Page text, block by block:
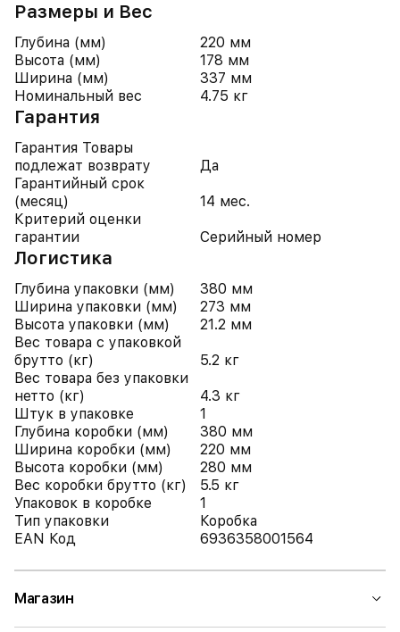
Размеры и Вес
Глубина (мм)
220 мм
Высота (мм)
178 мм
Ширина (мм)
337 мм
Номинальный вес
4.75 кг
Гарантия
Гарантия Товары
подлежат возврату
Да
Гарантийный срок
(месяц)
14 мес.
Критерий оценки
гарантии
Серийный номер
Логистика
Глубина упаковки (мм)
380 мм
Ширина упаковки (мм)
273 мм
Высота упаковки (мм)
21.2 мм
Вес товара с упаковкой
брутто (кг)
5.2 кг
Вес товара без упаковки
нетто (кг)
4.3 кг
Штук в упаковке
1
Глубина коробки (мм)
380 мм
Ширина коробки (мм)
220 мм
Высота коробки (мм)
280 мм
Вес коробки брутто (кг)
5.5 кг
Упаковок в коробке
1
Тип упаковки
Коробка
EAN Код
6936358001564
Магазин